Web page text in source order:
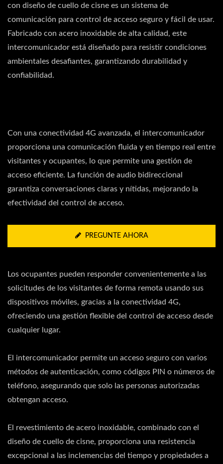
con diseño de cuello de cisne es un sistema de
comunicación para control de acceso seguro y fácil de usar.
Fabricado con acero inoxidable de alta calidad, este
intercomunicador está diseñado para resistir condiciones
ambientales desafiantes, garantizando durabilidad y
confiabilidad.
Con una conectividad 4G avanzada, el intercomunicador
proporciona una comunicación fluida y en tiempo real entre
visitantes y ocupantes, lo que permite una gestión de
acceso eficiente. La función de audio bidireccional
garantiza conversaciones claras y nítidas, mejorando la
efectividad del control de acceso.
PREGUNTE AHORA
Los ocupantes pueden responder convenientemente a las
solicitudes de los visitantes de forma remota usando sus
dispositivos móviles, gracias a la conectividad 4G,
ofreciendo una gestión flexible del control de acceso desde
cualquier lugar.
El intercomunicador permite un acceso seguro con varios
métodos de autenticación, como códigos PIN o números de
teléfono, asegurando que solo las personas autorizadas
obtengan acceso.
El revestimiento de acero inoxidable, combinado con el
diseño de cuello de cisne, proporciona una resistencia
excepcional a las inclemencias del tiempo y propiedades a